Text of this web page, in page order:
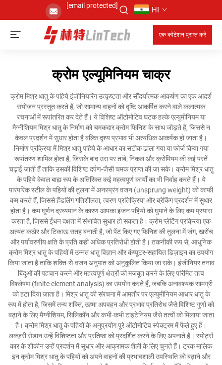
[email protected] HI
एक कोटेशन प्राप्त करें
क्रोम एल्यूमिनियम चाक्र
क्रोम मिश्र धातु के पहिये इंजीनियरिंग उत्कृष्टता और सौंदर्यात्मक आकर्षण का एक आदर्श
संयोजन प्रस्तुत करते हैं, जो सामान्य वाहनों को दृष्टि आकर्षित करने वाले कलात्मक
रचनाओं में रूपांतरित कर देते हैं। ये विशिष्ट ऑटोमोटिव घटक हल्के एल्युमीनियम या
मैग्नीशियम मिश्र धातु के निर्माण को चमकदार क्रोम फिनिश के साथ जोड़ते हैं, जिससे न
केवल प्रदर्शन में सुधार होता है बल्कि दृश्य प्रभाव भी अत्यधिक आकर्षक हो जाता है।
निर्माण प्रक्रिया में मिश्र धातु पहिये के आधार का सटीक ढाला गया या फोर्ज किया गया
रूपांतरण शामिल होता है, जिसके बाद उस पर तांबे, निकल और क्रोमियम की कई परतें
चढ़ाई जाती हैं ताकि उसकी विशिष्ट दर्पण-जैसी चमक प्राप्त की जा सके। क्रोम मिश्र धातु
के पहिये केवल बाह्य रूप के अतिरिक्त कई महत्वपूर्ण कार्यों का भी निर्वाह करते हैं। ये
पारंपरिक स्टील के पहियों की तुलना में अनस्प्रंग वजन (unsprung weight) को काफी
कम करते हैं, जिससे हैंडलिंग गतिशीलता, त्वरण प्रतिक्रिया और ब्रेकिंग प्रदर्शन में सुधार
होता है। कम घूर्णन द्रव्यमान के कारण आपका इंजन पहियों को घुमाने के लिए कम प्रयास
करता है, जिससे ईंधन दक्षता में संभावित सुधार हो सकता है। क्रोम प्लेटिंग प्रक्रिया एक
अत्यंत कठोर और टिकाऊ सतह बनाती है, जो पेंट किए गए फिनिश की तुलना में जंग, खरोंच
और पर्यावरणीय क्षति के प्रति कहीं अधिक प्रतिरोधी होती है। तकनीकी रूप से, आधुनिक
क्रोम मिश्र धातु के पहियों में उन्नत धातु विज्ञान और कंप्यूटर-सहायित डिज़ाइन का उपयोग
किया जाता है ताकि शक्ति-से-वजन अनुपात को अनुकूलित किया जा सके। इंजीनियर तनाव
बिंदुओं की पहचान करने और महत्वपूर्ण क्षेत्रों को मजबूत करने के लिए परिमित तत्व
विश्लेषण (finite element analysis) का उपयोग करते हैं, जबकि अनावश्यक सामग्री
को हटा दिया जाता है। मिश्र धातु की संरचना में आमतौर पर एल्युमीनियम आधार धातु के
रूप में होता है, जिसमें तन्य शक्ति, ऊष्मा अपवहन और प्रभाव प्रतिरोध जैसे विशिष्ट गुणों को
बढ़ाने के लिए मैग्नीशियम, सिलिकॉन और कभी-कभी टाइटेनियम जैसे तत्वों को मिलाया जाता
है। क्रोम मिश्र धातु के पहियों के अनुप्रयोग पूरे ऑटोमोटिव स्पेक्ट्रम में फैले हुए हैं।
लक्ज़री सेडान उन्हें विशिष्टता और प्रतिष्ठा को प्रदर्शित करने के लिए अपनाते हैं। स्पोर्ट्स
कार के शौकीन उन्हें प्रदर्शन में सुधार और आक्रामक शैली के लिए चुनते हैं। ट्रक मालिक
इन क्रोम मिश्र धातु के पहियों को अपने वाहनों की प्रभावशाली उपस्थिति को बढ़ाने और